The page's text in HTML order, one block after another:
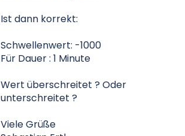
Ist dann korrekt:
Schwellenwert: -1000
Für Dauer : 1 Minute
Wert überschreitet ? Oder
unterschreitet ?
Viele Grüße